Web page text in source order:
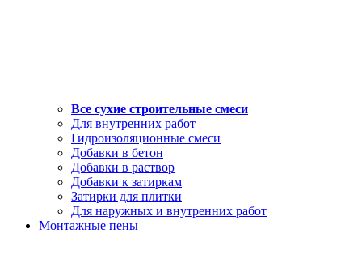
Все сухие строительные смеси
Для внутренних работ
Гидроизоляционные смеси
Добавки в бетон
Добавки в раствор
Добавки к затиркам
Затирки для плитки
Для наружных и внутренних работ
Монтажные пены